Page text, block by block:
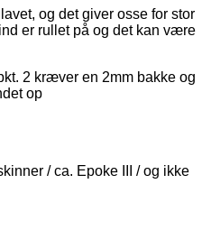
og det giver osse for stor
er rullet på og det kan være
2 kræver en 2mm bakke og
op
/ ca. Epoke III / og ikke